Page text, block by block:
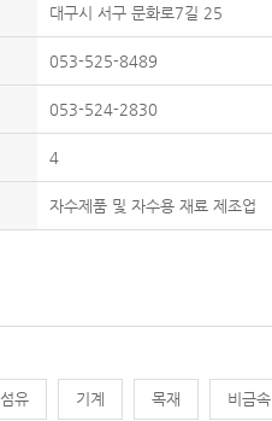
대구시 서구 문화로7길 25
053-525-8489
053-524-2830
4
자수제품 및 자수용 재료 제조업
섬유 기계 목재 비금속